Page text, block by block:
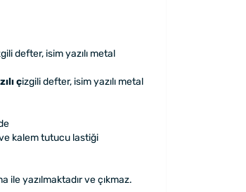
defter, isim yazılı metal
çizgili defter, isim yazılı metal
kalem tutucu lastiği
ile yazılmaktadır ve çıkmaz.